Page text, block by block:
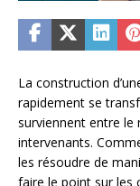
La construction
rapidement se
surviennent entre le
intervenants.
les résoudre de
faire le point sur les